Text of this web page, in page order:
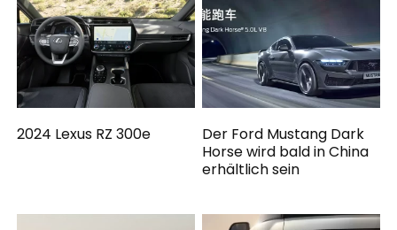
2024 Lexus RZ 300e
Der Ford Mustang Dark
Horse wird bald in China
erhältlich sein